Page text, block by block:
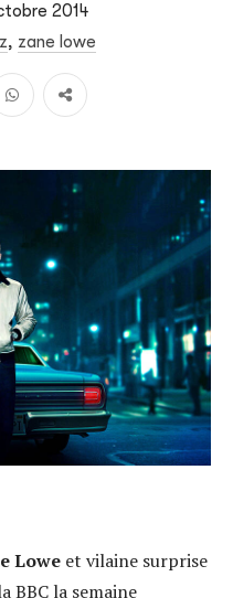
2014
, zane lowe
Lowe et vilaine surprise
BBC la semaine